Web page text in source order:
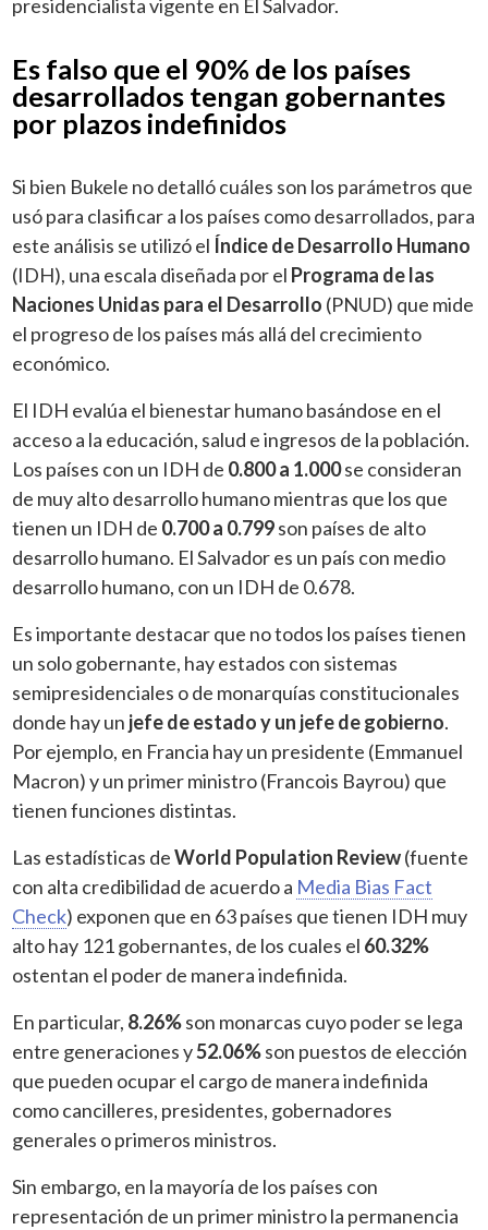
presidencialista vigente en El Salvador.
Es falso que el 90% de los países
desarrollados tengan gobernantes
por plazos indefinidos
Si bien Bukele no detalló cuáles son los parámetros que
usó para clasificar a los países como desarrollados, para
este análisis se utilizó el Índice de Desarrollo Humano
(IDH), una escala diseñada por el Programa de las
Naciones Unidas para el Desarrollo (PNUD) que mide
el progreso de los países más allá del crecimiento
económico.
El IDH evalúa el bienestar humano basándose en el
acceso a la educación, salud e ingresos de la población.
Los países con un IDH de 0.800 a 1.000se consideran
de muy alto desarrollo humano mientras que los que
tienen un IDH de 0.700 a 0.799son países de alto
desarrollo humano. El Salvador es un país con medio
desarrollo humano, con un IDH de 0.678.
Es importante destacar que no todos los países tienen
un solo gobernante, hay estados con sistemas
semipresidenciales o de monarquías constitucionales
donde hay un jefe de estado y un jefe de gobierno.
Por ejemplo, en Francia hay un presidente (Emmanuel
Macron) y un primer ministro (Francois Bayrou) que
tienen funciones distintas.
Las estadísticas deWorld Population Review(fuente
con alta credibilidad de acuerdo a Media Bias Fact
Check) exponen que en 63 países que tienen IDH muy
alto hay 121 gobernantes, de los cuales el 60.32%
ostentan el poder de manera indefinida.
En particular, 8.26%son monarcas cuyo poder se lega
entre generaciones y52.06%son puestos de elección
que pueden ocupar el cargo de manera indefinida
como cancilleres, presidentes, gobernadores
generales o primeros ministros.
Sin embargo, en la mayoría de los países con
representación de un primer ministro la permanencia